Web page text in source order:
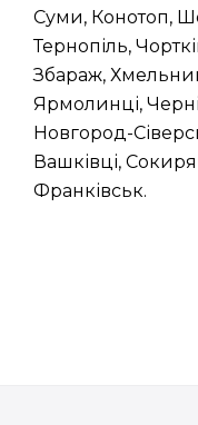
Суми, Конотоп,
Тернопіль,
Збараж,
Ярмолинці,
Новгород-
Вашківці,
Франківськ.